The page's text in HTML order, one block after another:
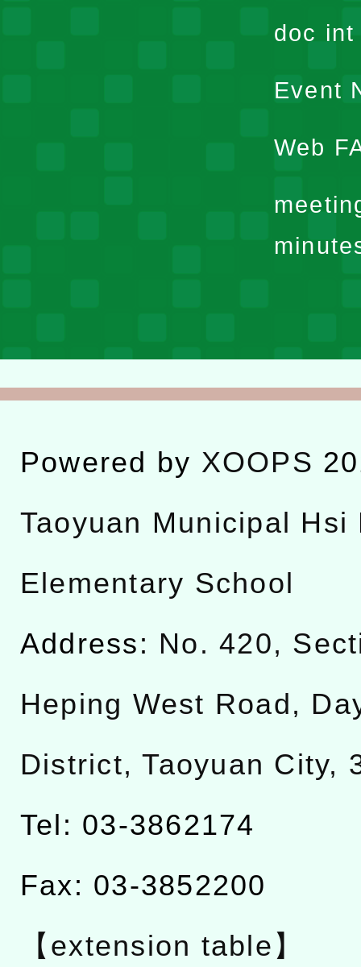
doc
Event
Web
Powered by XOOPS
Taoyuan Municipal Hsi
Elementary School
Address: No. 420,
Heping West Road,
District, Taoyuan City,
Tel: 03-3862174
Fax: 03-3852200
【extension table】